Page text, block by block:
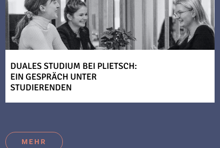
DUALES STUDIUM BEI PLIETSCH:
EIN GESPRÄCH UNTER
STUDIERENDEN
MEHR